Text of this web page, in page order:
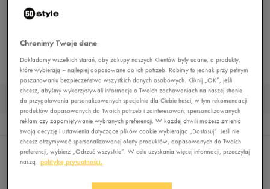
użytkowania lub uszkodzone pudełko. To jednak nieznaczące wady,
które nie odbiorą Ci radości z modnych, markowych artykułów!
egzemplarza, który do Ciebie dotrze.
STRONA GŁÓWNA OUTLET
MĘSKIE BUTY OUTLET 2026
4
Wyniki
Sortuj:
REKOMENDOWANE
FILTRUJ (2)
Chronimy Twoje dane
Dokładamy wszelkich starań, aby zakupy naszych Klientów były udane, a produkty,
które wybierają – najlepiej dopasowane do ich potrzeb. Robimy to jednak przy pełnym
poszanowaniu bezpieczeństwa wszystkich danych osobowych. Kliknij „OK”, jeśli
chcesz, abyśmy wykorzystywali informacje o Twoich zachowaniach na naszej stronie
do przygotowania personalizowanych specjalnie dla Ciebie treści, w tym rekomendacji
produktów dopasowanych do Twoich potrzeb i zainteresowań, spersonalizowanych
reklam czy zapamiętywanie wybranych preferencji. W każdej chwili możesz zmienić
swoją decyzję i ustawienia dotyczące plików cookie wybierając „Dostosuj”. Jeśli nie
chcesz otrzymywać spersonalizowanej oferty produktów, dopasowanych do Twoich
preferencji, wybierz „Odrzuć wszystkie”. W celu uzyskania więcej informacji, przeczytaj
naszą
politykę prywatności.